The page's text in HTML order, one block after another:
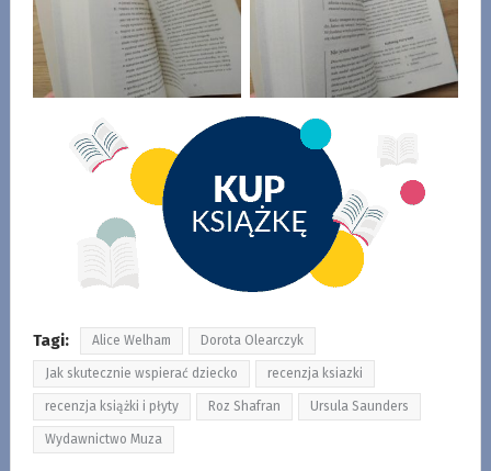
Tagi: Alice Welham Dorota Olearczyk
Jak skutecznie wspierać dziecko recenzja ksiazki
recenzja książki i płyty Roz Shafran Ursula Saunders
Wydawnictwo Muza